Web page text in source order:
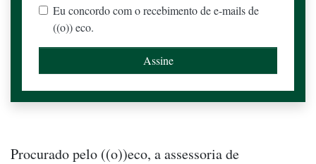
Eu concordo com o recebimento de e-mails de
((o)) eco.
Procurado pelo ((o))eco, a assessoria de